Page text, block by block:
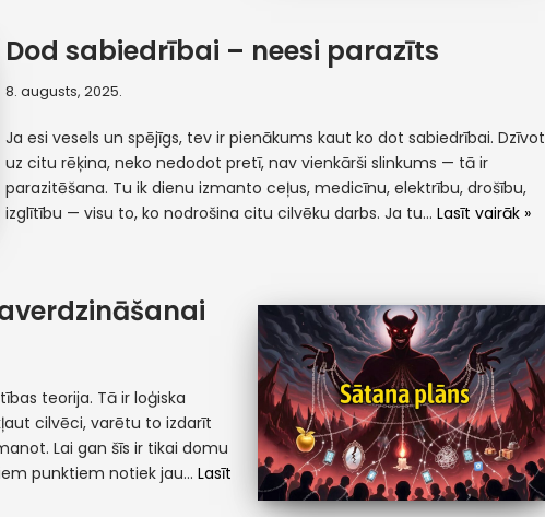
Dod sabiedrībai – neesi parazīts
8. augusts, 2025.
Ja esi vesels un spējīgs, tev ir pienākums kaut ko dot sabiedrībai. Dzīvot
uz citu rēķina, neko nedodot pretī, nav vienkārši slinkums — tā ir
parazitēšana. Tu ik dienu izmanto ceļus, medicīnu, elektrību, drošību,
izglītību — visu to, ko nodrošina citu cilvēku darbs. Ja tu…Lasīt vairāk »
teorija. Tā ir loģiska
cilvēci, varētu to izdarīt
Lai gan šīs ir tikai domu
punktiem notiek jau… Lasīt